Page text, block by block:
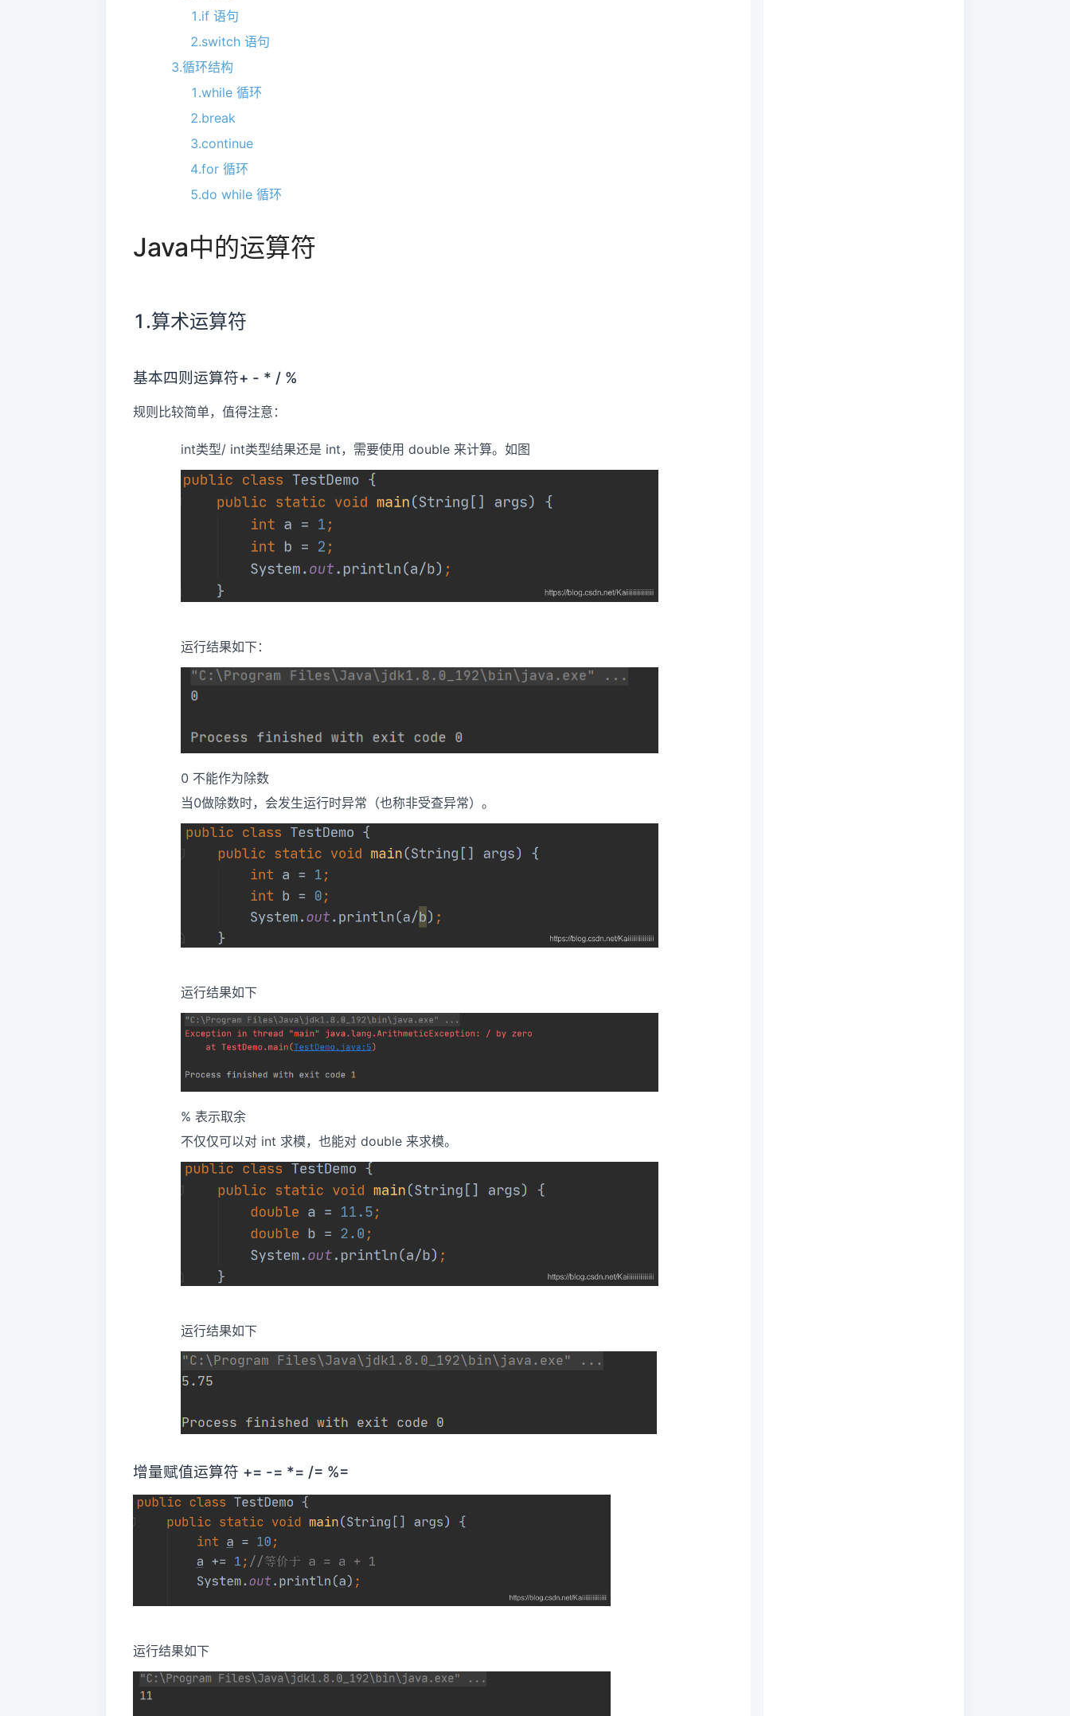
1.if 语句
2.switch 语句
3.循环结构
1.while 循环
2.break
3.continue
4.for 循环
5.do while 循环
Java中的运算符
1.算术运算符
基本四则运算符+ - * / %
规则比较简单，值得注意：
int类型/ int类型结果还是 int，需要使用 double 来计算。如图
运行结果如下：
0 不能作为除数
当0做除数时，会发生运行时异常（也称非受查异常）。
运行结果如下
% 表示取余
不仅仅可以对 int 求模，也能对 double 来求模。
运行结果如下
增量赋值运算符 += -= *= /= %=
运行结果如下